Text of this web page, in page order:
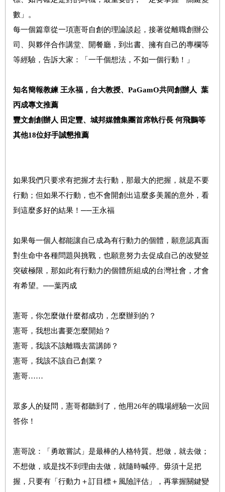
數」。
每一個篇章從一項憲哥自創的理論談起，接著從離職創辦公
司、與夥伴合作講堂、開餐廳，到出書、擁有自己的專欄等
等經驗，告訴大家：「一千個想法，不如一個行動！」
知名簡報教練 王永福，台大教授、 PaGamO共同創辦人
葉
丙成專文推薦
豐文創創辦人 田定豐、城邦媒體集團首席執行長 何飛鵬等
其他18位好手誠懇推薦
如果我們只要求有把握才去行動，那最大的把握，就是不要
行動；但如果不行動，也不會開創出這麼多美麗的意外，看
到這麼多好的結果！──王永福
如果每一個人都能讓自己成為有行動力的個體，願意認真面
對生命中各種問題與挑戰，也願意努力去促成自己的改變並
突破極限，那如此有行動力的個體所組成的台灣社會，才會
有希望。──葉丙成
憲哥，你怎麼做什麼都成功，怎麼辦到的？
憲哥，我想出書要怎麼開始？
憲哥，我該不該離職去當講師？
憲哥，我該不該自己創業？
憲哥……
眾多人的疑問，憲哥都聽到了，他用26年的職場經驗一次回
答你！
憲哥說：「勇敢嘗試」是最棒的人格特質。想做，就去做；
不想做，或是找不到理由去做，就隨時喊停。毋須十足把
握，只要有「行動力＋訂目標＋風險評估」，再掌握關鍵變